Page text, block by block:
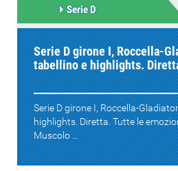
Serie D
Serie D girone I, Roccella-
tabellino e highlights.
Serie D girone I, Roccella-
highlights. Diretta. Tutte le
Muscolo ...